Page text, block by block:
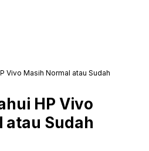
Vivo Masih Normal atau Sudah
HP Vivo
atau Sudah